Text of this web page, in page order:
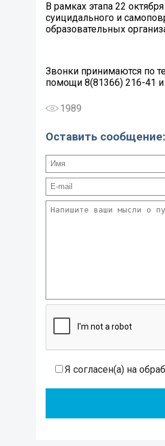
В рамках этапа 22
суицидального и
образовательных
Звонки принимаются по
помощи 8(81366) 216-41
1989
Оставить сообщение:
Я согласен(а) на